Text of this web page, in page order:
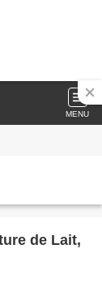
MENU
de Lait,